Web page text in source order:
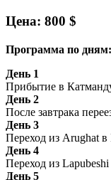
Цена: 800 $
Программа по дням:
День 1
Прибытие в
День 2
После завтрака
День 3
Переход из Arughat в
День 4
Переход из
День 5